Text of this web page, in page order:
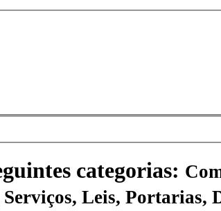
categorias:
Leis, Portarias,